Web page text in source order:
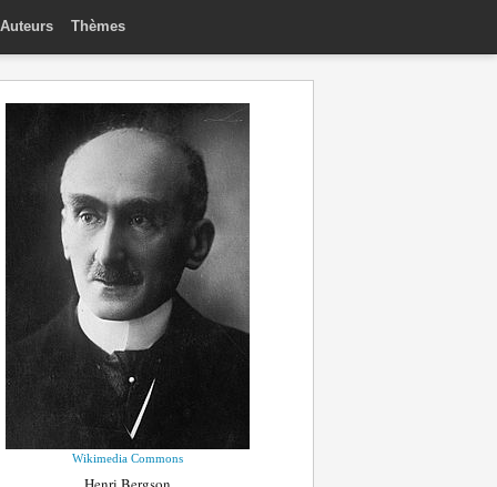
Auteurs Thèmes
Wikimedia Commons